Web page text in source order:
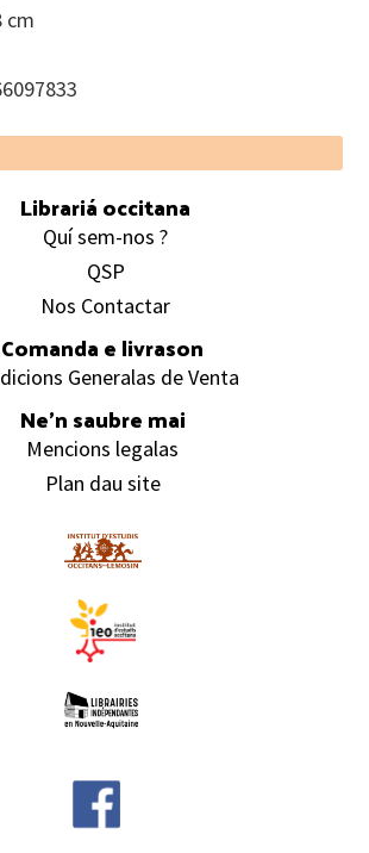
cm
Librariá occitana
Quí sem-nos ?
QSP
Nos Contactar
Comanda e livrason
Generalas de Venta
Ne’n saubre mai
Mencions legalas
Plan dau site